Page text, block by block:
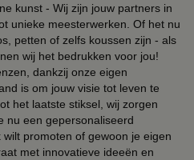
kunst - Wij zijn jouw partners in
unieke meesterwerken. Of het nu
petten of zelfs koussen zijn - als
wij het bedrukken voor jou!
dankzij onze eigen
is om jouw visie tot leven te
het laatste stiksel, wij zorgen
nu een gepersonaliseerd
promoten of gewoon je eigen
met innovatieve ideeën en